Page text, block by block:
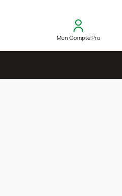
Mon Compte Pro